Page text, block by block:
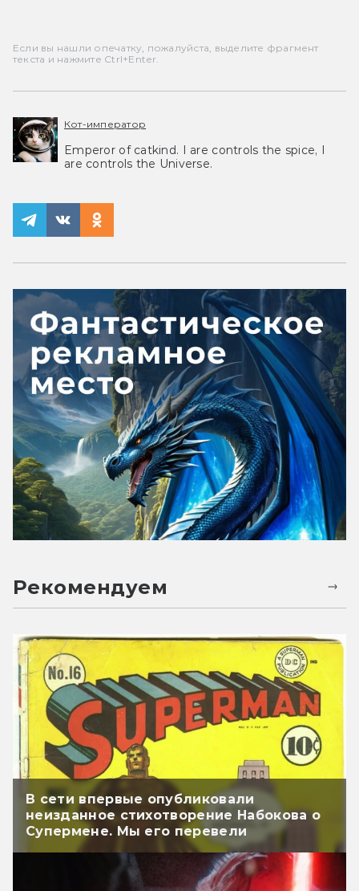
Если вы нашли опечатку, пожалуйста, выделите фрагмент
текста и нажмите Ctrl+Enter.
Кот-император
Emperor of catkind. I are controls the spice, I
are controls the Universe.
Рекомендуем
В сети впервые опубликовали
неизданное стихотворение Набокова о
Супермене. Мы его перевели